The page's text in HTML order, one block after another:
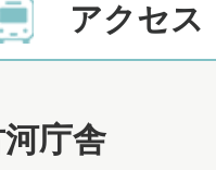
アクセス
庁舎